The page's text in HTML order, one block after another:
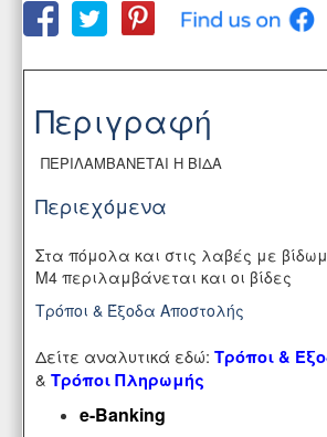
Περιγραφή
ΠΕΡΙΛΑΜΒΑΝΕΤΑΙ Η ΒΙΔΑ
Περιεχόμενα
Στα πόμολα και στις λαβές με
Μ4 περιλαμβάνεται και οι βίδες
Τρόποι & Έξοδα Αποστολής
Δείτε αναλυτικά εδώ: Τρόποι &
& Τρόποι Πληρωμής
e-Banking